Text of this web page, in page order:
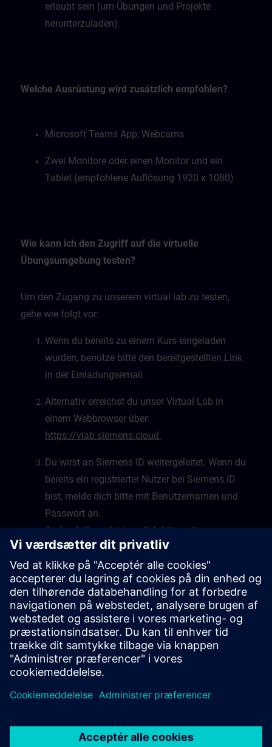
erlaubt sein (um Übungen und Projekte
herunterzuladen).
Welche Ausrüstung wird zusätzlich empfohlen?
Microsoft Teams App, Webcams
Zwei Monitore oder einen Monitor und ein
Tablet (empfohlene Auflösung 1920 x 1080)
Wie kann ich den Zugriff auf die virtuelle
Übungsumgebung testen?
Um den Zugang zu unserem virtual lab zu testen,
gehe wie folgt vor:
Wenn du bereits zu einem Kurs eingeladen
wurden, benutze bitte den bereitgestellten Link
in der Einladungsemail.
Alternativ erreichst du unser Virtual Lab in
einem Webbrowser über:
https://vlab.siemens.cloud
Du wirst an Siemens ID weitergeleitet. Wenn du
bereits ein registrierter Nutzer bei Siemens ID
bist, melde dich bitte mit Benutzernamen und
Passwort an.
Andernfalls registriere dich bitte mit
Emailadresse und Benutzernamen und folge
dazu den Anweisungen.
Nach erfolgreicher Anmeldung wirst du auf die
Startseite von Virtual Lab geleitet.
Glückwunsch, du kannst nun Virtual Lab nutzen
sobald ein Kurs bereitsteht.